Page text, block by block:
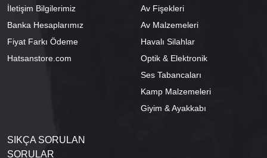
İletişim Bilgilerimiz
Banka Hesaplarımız
Fiyat Farkı Ödeme
Hatsanstore.com
Av Fişekleri
Av Malzemeleri
Havalı Silahlar
Optik & Elektronik
Ses Tabancaları
Kamp Malzemeleri
Giyim & Ayakkabı
SIKÇA SORULAN
SORULAR